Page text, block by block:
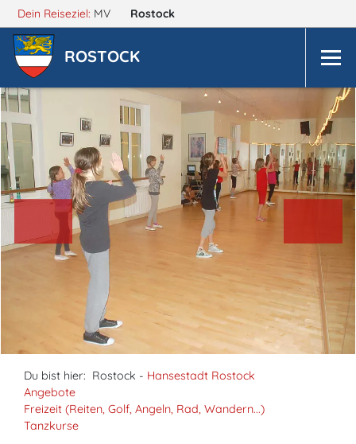
Dein Reiseziel: MV Rostock
ROSTOCK
Du bist hier: Rostock - Hansestadt Rostock
Angebote
Freizeit (Reiten, Golf, Angeln, Rad, Wandern...)
Tanzkurse